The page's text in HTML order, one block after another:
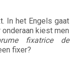
In het Engels gaat
onderaan kiest men
fixatrice de
fixer?